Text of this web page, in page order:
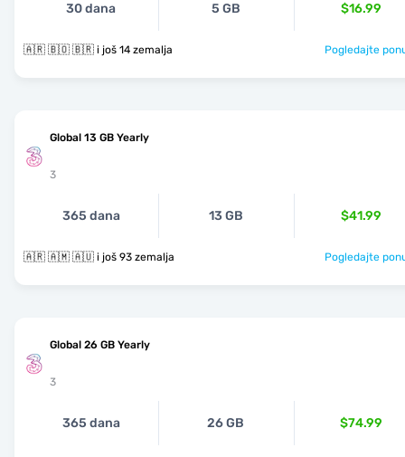
30 dana 5 GB $16.99
🇦🇷 🇧🇴 🇧🇷 i još 14 zemalja Pogledajte
Global 13 GB Yearly
3
365 dana 13 GB $41.99
🇦🇷 🇦🇲 🇦🇺 i još 93 zemalja Pogledajte
Global 26 GB Yearly
3
365 dana 26 GB $74.99